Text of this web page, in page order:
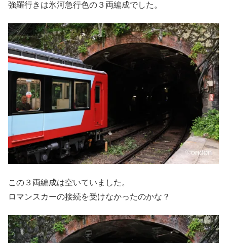
強羅行きは氷河急行色の３両編成でした。
この３両編成は空いていました。
ロマンスカーの接続を受けなかったのかな？